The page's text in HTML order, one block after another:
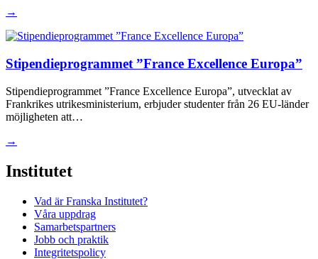
→
Stipendieprogrammet ”France Excellence Europa”
Stipendieprogrammet ”France Excellence Europa”, utvecklat av
Frankrikes utrikesministerium, erbjuder studenter från 26 EU-länder
möjligheten att…
→
Institutet
Vad är Franska Institutet?
Våra uppdrag
Samarbetspartners
Jobb och praktik
Integritetspolicy